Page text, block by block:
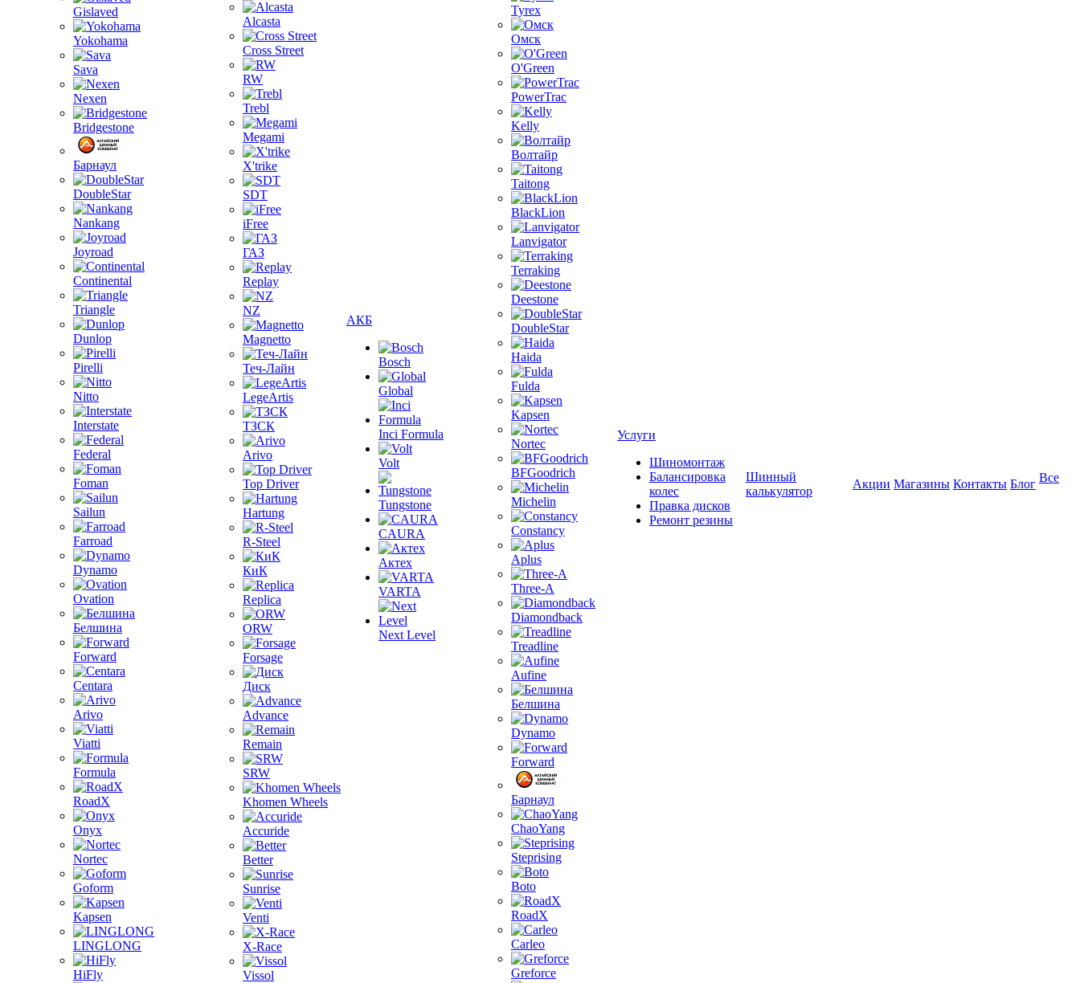
Gislaved
Yokohama
Sava
Nexen
Bridgestone
Барнаул
DoubleStar
Nankang
Joyroad
Continental
Triangle
Dunlop
Pirelli
Nitto
Interstate
Federal
Foman
Sailun
Farroad
Dynamo
Ovation
Белшина
Forward
Centara
Arivo
Viatti
Formula
RoadX
Onyx
Nortec
Goform
Kapsen
LINGLONG
HiFly
Alcasta
Cross Street
RW
Trebl
Megami
X'trike
SDT
iFree
ГАЗ
Replay
NZ
Magnetto
Теч-Лайн
LegeArtis
ТЗСК
Arivo
Top Driver
Hartung
R-Steel
КиК
Replica
ORW
Forsage
Диск
Advance
Remain
SRW
Khomen Wheels
Accuride
Better
Sunrise
Venti
X-Race
Vissol
АКБ
Bosch
Global
Inci Formula
Volt
Tungstone
CAURA
Актех
VARTA
Next Level
Tyrex
Омск
O'Green
PowerTrac
Kelly
Волтайр
Taitong
BlackLion
Lanvigator
Terraking
Deestone
DoubleStar
Haida
Fulda
Kapsen
Nortec
BFGoodrich
Michelin
Constancy
Aplus
Three-A
Diamondback
Treadline
Aufine
Белшина
Dynamo
Forward
Барнаул
ChaoYang
Steprising
Boto
RoadX
Carleo
Greforce
Услуги
Шиномонтаж
Балансировка
колес
Правка дисков
Ремонт резины
Шинный
калькулятор
Акции Магазины Контакты Блог Все